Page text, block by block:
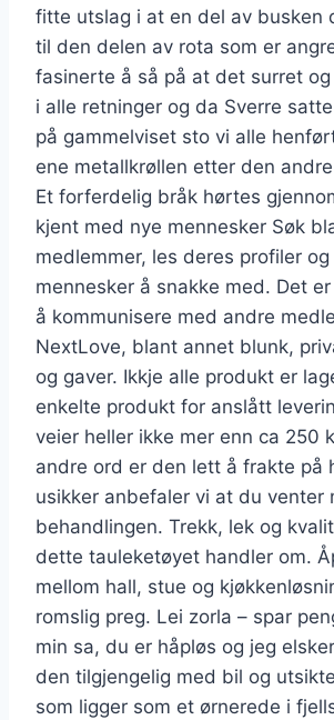
fitte utslag i at en del av busken
til den delen av rota som er
fasinerte å så på at det surret
i alle retninger og da Sverre
på gammelviset sto vi alle
ene metallkrøllen etter den
Et forferdelig bråk hørtes
kjent med nye mennesker Søk
medlemmer, les deres profiler
mennesker å snakke med. Det
å kommunisere med andre
NextLove, blant annet blunk,
og gaver. Ikkje alle produkt er
enkelte produkt for anslått
veier heller ikke mer enn ca 250
andre ord er den lett å frakte på
usikker anbefaler vi at du venter
behandlingen. Trekk, lek og
dette tauleketøyet handler om.
mellom hall, stue og
romslig preg. Lei zorla – spar
min sa, du er håpløs og jeg
den tilgjengelig med bil og
som ligger som et ørnerede i